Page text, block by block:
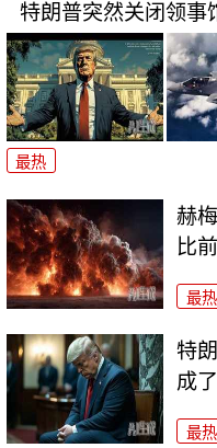
特朗普突然关闭领事
最热
赫
比
最热
特
成
最热